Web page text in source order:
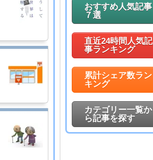
おすすめ人気記事
７選
直近24時間人気記
事ランキング
累計シェア数ラン
キング
カテゴリー一覧か
ら記事を探す